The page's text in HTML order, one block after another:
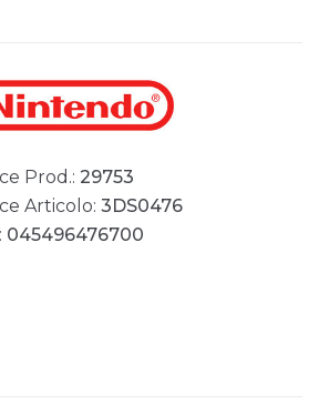
Prod.: 29753
Articolo: 3DS0476
045496476700